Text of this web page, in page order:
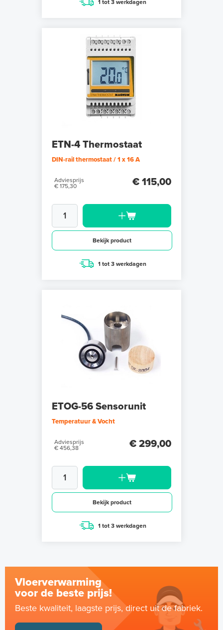
1 tot 3 werkdagen
ETN-4 Thermostaat
DIN-rail thermostaat / 1 x 16 A
Adviesprijs
€ 175,30
€ 115,00
Bekijk product
1 tot 3 werkdagen
ETOG-56 Sensorunit
Temperatuur & Vocht
Adviesprijs
€ 456,38
€ 299,00
Bekijk product
1 tot 3 werkdagen
Vloerverwarming
voor de beste prijs!
Beste kwaliteit, laagste prijs, direct uit de fabriek.